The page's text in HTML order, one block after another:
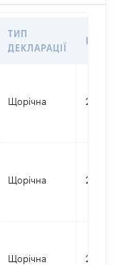
ТИП
ДЕКЛАРАЦІЇ
Щорічна 2025
Щорічна 2023
Щорічна 2022